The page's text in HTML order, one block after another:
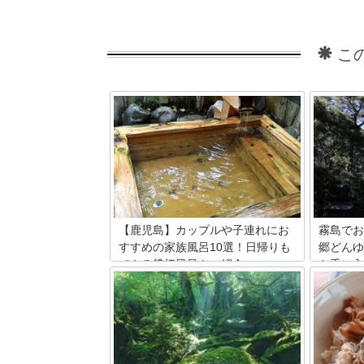
こ
【鹿児島】カップルや子連れにお
すすめの家族風呂10選！日帰りも
できる貸切風呂をご紹介
温泉大好きな日本において、「家族湯」
という独特の文化を育んできた鹿児島
県。この記事ではそんな鹿児島県でカッ
プルや子連れにもおすすめの家族風呂10
選をご紹介致します。魅力的なスポット
ばかりなので、お気に入りの家族風呂が
霧島で
郷どん
を手に
大河ドラ
いる霧島
土地と
そんな霧
すめの